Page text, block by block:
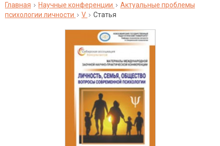
Главная Научные конференции
Актуальные проблемы
психологии личности
V Статья